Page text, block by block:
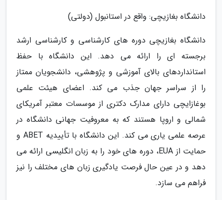
دانشگاه بغازیچی: واقع در استانبول (دولتی)
دانشگاه بغازیچی دوره های کارشناسی و کارشناسی ارشد
برجسته ای را ارائه می دهد. این دانشگاه با حفظ
استانداردهای بالای آموزشی و پژوهشی، دانشجویان ممتاز
را از سراسر جهان جذب می کند. اعضای هیئت علمی
بوغازایچی دارای مدارک دکتری از موسسات معتبر آمریکای
شمالی و اروپا هستند که به معروفیت جهانی دانشگاه در
عرصه علمی یاری می کند. این دانشگاه با تأییدیه ABET و
حمایت از EUA، دوره های خود را به زبان انگلیسی ارائه می
دهد و در عین حال فرصت یادگیری زبان های مختلف را نیز
فراهم می سازد.